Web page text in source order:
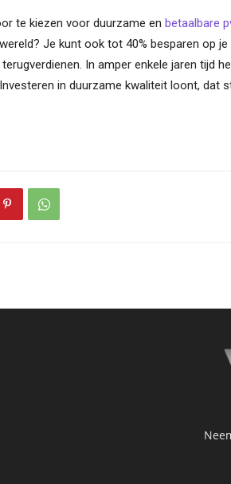
te kiezen voor duurzame en betaalbare
Je kunt ook tot 40% besparen op
In amper enkele jaren tijd
in duurzame kwaliteit loont, dat